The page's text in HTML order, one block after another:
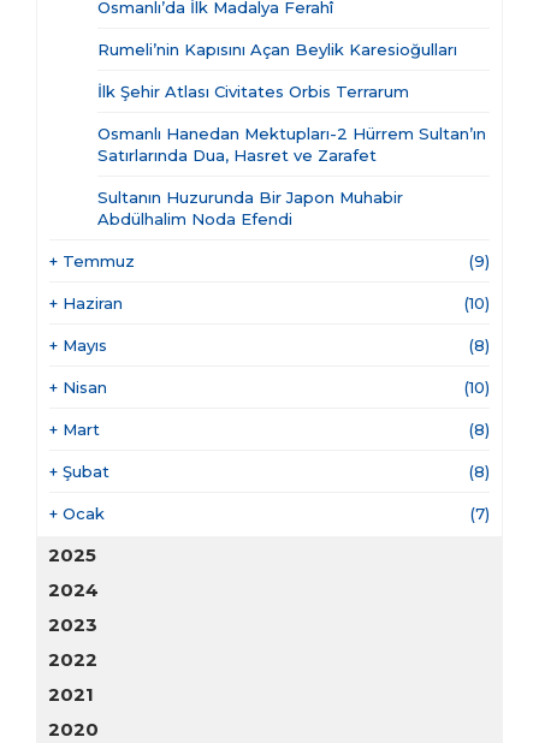
Osmanlı’da İlk Madalya Ferahî
Rumeli’nin Kapısını Açan Beylik Karesioğulları
İlk Şehir Atlası Civitates Orbis Terrarum
Osmanlı Hanedan Mektupları-2 Hürrem Sultan’ın
Satırlarında Dua, Hasret ve Zarafet
Sultanın Huzurunda Bir Japon Muhabir
Abdülhalim Noda Efendi
+ Temmuz (9)
+ Haziran (10)
+ Mayıs (8)
+ Nisan (10)
+ Mart (8)
+ Şubat (8)
+ Ocak (7)
2025
2024
2023
2022
2021
2020